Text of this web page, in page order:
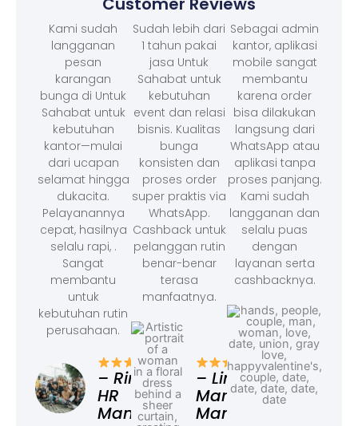
Kami sudah
langganan
pesan
karangan
bunga di Untuk
Sahabat untuk
kebutuhan
kantor—mulai
dari ucapan
selamat hingga
dukacita.
Pelayanannya
cepat, hasilnya
selalu rapi, .
Sangat
membantu
untuk
kebutuhan rutin
perusahaan.
– Rina,
HR
Manager
Sudah lebih dari
1 tahun pakai
jasa Untuk
Sahabat untuk
kebutuhan
event dan relasi
bisnis. Kualitas
bunga
konsisten dan
proses order
super praktis via
WhatsApp.
Cashback untuk
pelanggan rutin
benar-benar
terasa
manfaatnya.
– Linda,
Marketing
Manager
Sebagai admin
kantor, aplikasi
mobile sangat
membantu
karena order
bisa dilakukan
langsung dari
WhatsApp atau
aplikasi tanpa
proses panjang.
Kami sudah
langganan dan
selalu puas
dengan
layanan serta
cashbacknya.